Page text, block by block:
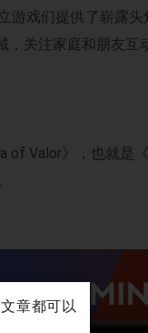
游戏们提供了崭露
，关注家庭和朋友
of Valor》，也就是